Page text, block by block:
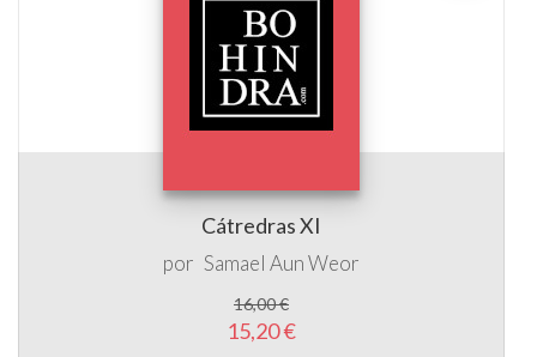
Cátredras XI
por Samael Aun Weor
16,00 €
15,20 €